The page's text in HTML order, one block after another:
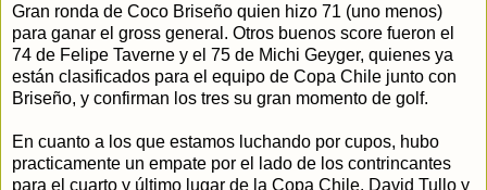
Gran ronda de Coco Briseño quien hizo 71 (uno menos)
para ganar el gross general. Otros buenos score fueron el
74 de Felipe Taverne y el 75 de Michi Geyger, quienes ya
están clasificados para el equipo de Copa Chile junto con
Briseño, y confirman los tres su gran momento de golf.
En cuanto a los que estamos luchando por cupos, hubo
practicamente un empate por el lado de los contrincantes
para el cuarto y último lugar de la Copa Chile. David Tullo y